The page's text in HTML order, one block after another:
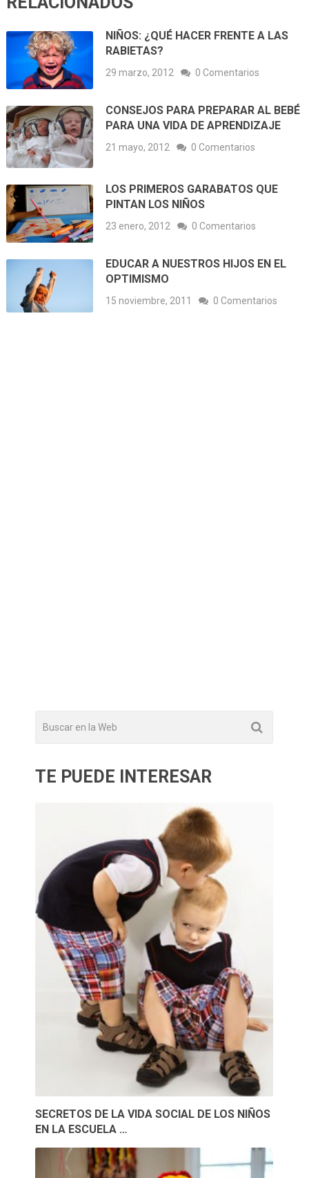
NIÑOS: ¿QUÉ HACER FRENTE A LAS
RABIETAS?
29 marzo, 2012 0 Comentarios
CONSEJOS PARA PREPARAR AL BEBÉ
PARA UNA VIDA DE APRENDIZAJE
21 mayo, 2012 0 Comentarios
LOS PRIMEROS GARABATOS QUE
PINTAN LOS NIÑOS
23 enero, 2012 0 Comentarios
EDUCAR A NUESTROS HIJOS EN EL
OPTIMISMO
15 noviembre, 2011 0 Comentarios
TE PUEDE INTERESAR
SECRETOS DE LA VIDA SOCIAL DE LOS NIÑOS
EN LA ESCUELA …